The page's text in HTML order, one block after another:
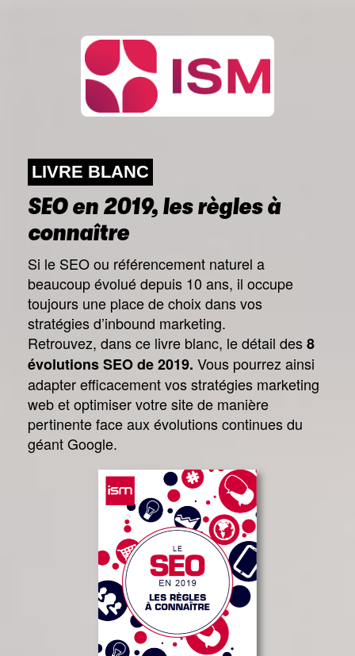
LIVRE BLANC
SEO en 2019, les règles à
connaître
Si le SEO ou référencement naturel a
beaucoup évolué depuis 10 ans, il occupe
toujours une place de choix dans vos
stratégies d’inbound marketing.
Retrouvez, dans ce livre blanc, le détail des8
évolutions SEO de 2019. Vous pourrez ainsi
adapter efficacement vos stratégies marketing
web et optimiser votre site de manière
pertinente face aux évolutions continues du
géant Google.